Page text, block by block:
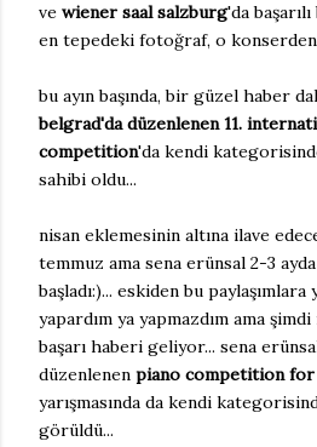
ve wiener saal salzburg'da
en tepedeki fotoğraf, o
bu ayın başında, bir güzel haber
belgrad'da düzenlenen 11.
competition'da kendi
sahibi oldu...
nisan eklemesinin altına ilave
temmuz ama sena erünsal 2-3
başladı:)... eskiden bu
yapardım ya yapmazdım ama
başarı haberi geliyor... sena
düzenlenen piano competition
yarışmasında da kendi
görüldü...